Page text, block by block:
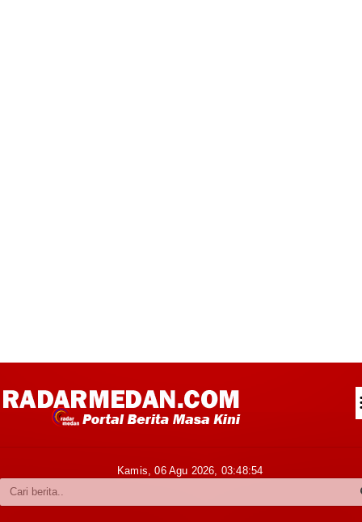
Kabupaten Karo
Kamis, 06 Agu 2026, 03:48:56